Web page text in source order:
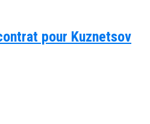
pour Kuznetsov